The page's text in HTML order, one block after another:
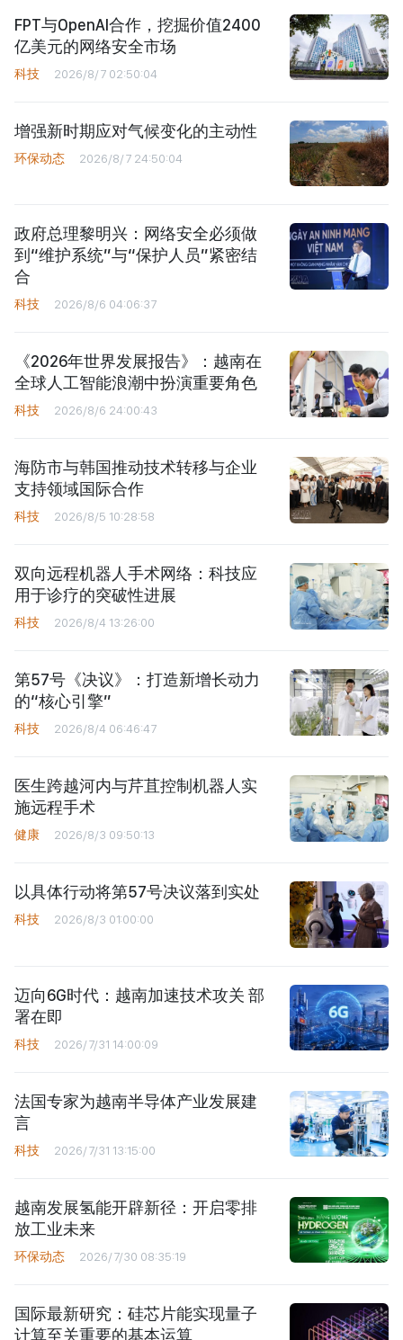
FPT与OpenAI合作，挖掘价值2400
亿美元的网络安全市场
科技 2026/8/7 02:50:04
增强新时期应对气候变化的主动性
环保动态 2026/8/7 24:50:04
政府总理黎明兴：网络安全必须做
到“维护系统”与“保护人员”紧密结
合
科技 2026/8/6 04:06:37
《2026年世界发展报告》：越南在
全球人工智能浪潮中扮演重要角色
科技 2026/8/6 24:00:43
海防市与韩国推动技术转移与企业
支持领域国际合作
科技 2026/8/5 10:28:58
双向远程机器人手术网络：科技应
用于诊疗的突破性进展
科技 2026/8/4 13:26:00
第57号《决议》：打造新增长动力
的“核心引擎”
科技 2026/8/4 06:46:47
医生跨越河内与芹苴控制机器人实
施远程手术
健康 2026/8/3 09:50:13
以具体行动将第57号决议落到实处
科技 2026/8/3 01:00:00
迈向6G时代：越南加速技术攻关 部
署在即
科技 2026/7/31 14:00:09
法国专家为越南半导体产业发展建
言
科技 2026/7/31 13:15:00
越南发展氢能开辟新径：开启零排
放工业未来
环保动态 2026/7/30 08:35:19
国际最新研究：硅芯片能实现量子
计算至关重要的基本运算